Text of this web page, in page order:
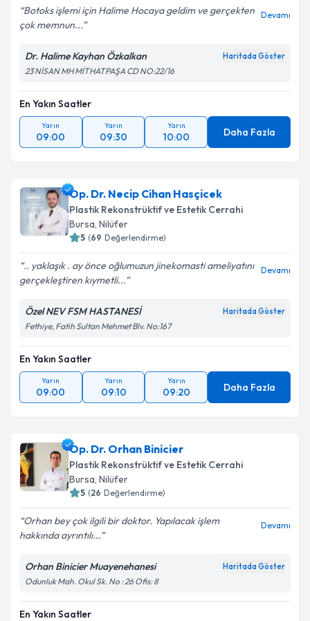
Botoks işlemi için Halime Hocaya geldim ve gerçekten
çok memnun...
Devamı
Dr. Halime Kayhan Özkalkan Haritada Göster
23 NİSAN MH MİTHATPAŞA CD NO:22/16
En Yakın Saatler
Yarın
09:00
Yarın
09:30
Yarın
10:00 Daha Fazla
Op. Dr. Necip Cihan Hasçicek
Plastik Rekonstrüktif ve Estetik Cerrahi
Bursa, Nilüfer
5 (69 Değerlendirme)
.. yaklaşık . ay önce oğlumuzun jinekomasti ameliyatını
gerçekleştiren kıymetli...
Devamı
Özel NEV FSM HASTANESİ Haritada Göster
Fethiye, Fatih Sultan Mehmet Blv. No:167
En Yakın Saatler
Yarın
09:00
Yarın
09:10
Yarın
09:20 Daha Fazla
Op. Dr. Orhan Binicier
Plastik Rekonstrüktif ve Estetik Cerrahi
Bursa, Nilüfer
5 (26 Değerlendirme)
Orhan bey çok ilgili bir doktor. Yapılacak işlem
hakkında ayrıntılı...
Devamı
Orhan Binicier Muayenehanesi Haritada Göster
Odunluk Mah. Okul Sk. No : 26 Ofis: 8
En Yakın Saatler